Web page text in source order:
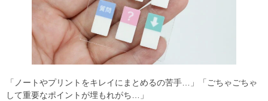
「ノートやプリントをキレイにまとめるの苦手…」「ごちゃごちゃ
して重要なポイントが埋もれがち…」